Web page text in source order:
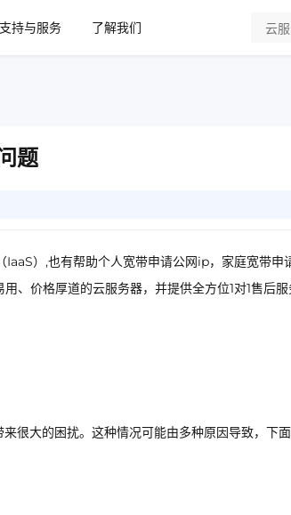
支持与服务 了解我们
题
）,也有帮助个人宽带申请公网ip，家庭宽带申
、价格厚道的云服务器，并提供全方位1对1售后
很大的困扰。这种情况可能由多种原因导致，下